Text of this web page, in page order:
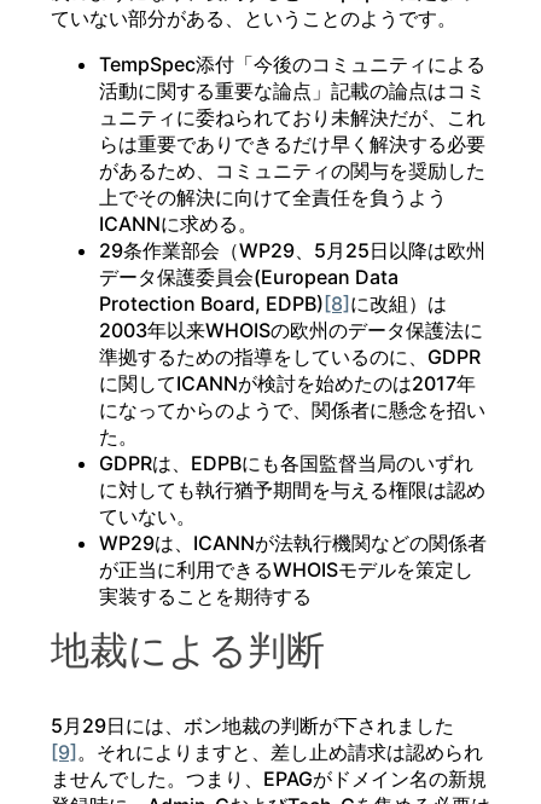
ていない部分がある、ということのようです。
TempSpec添付「今後のコミュニティによる
活動に関する重要な論点」記載の論点はコミ
ュニティに委ねられており未解決だが、これ
らは重要でありできるだけ早く解決する必要
があるため、コミュニティの関与を奨励した
上でその解決に向けて全責任を負うよう
ICANNに求める。
29条作業部会（WP29、5月25日以降は欧州
データ保護委員会(European Data
Protection Board, EDPB)[8]に改組）は
2003年以来WHOISの欧州のデータ保護法に
準拠するための指導をしているのに、GDPR
に関してICANNが検討を始めたのは2017年
になってからのようで、関係者に懸念を招い
た。
GDPRは、EDPBにも各国監督当局のいずれ
に対しても執行猶予期間を与える権限は認め
ていない。
WP29は、ICANNが法執行機関などの関係者
が正当に利用できるWHOISモデルを策定し
実装することを期待する
地裁による判断
5月29日には、ボン地裁の判断が下されました
[9] 。それによりますと、差し止め請求は認められ
ませんでした。つまり、EPAGがドメイン名の新規